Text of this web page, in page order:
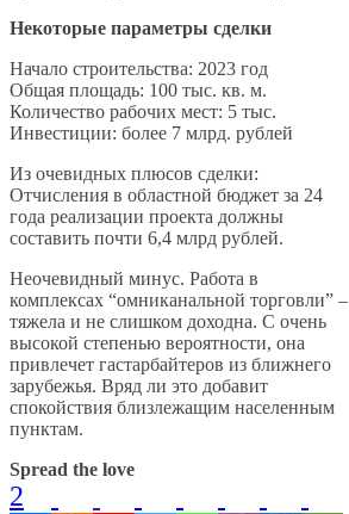
Некоторые параметры сделки
Начало строительства: 2023 год
Общая площадь: 100 тыс. кв. м.
Количество рабочих мест: 5 тыс.
Инвестиции: более 7 млрд. рублей
Из очевидных плюсов сделки:
Отчисления в областной бюджет за 24
года реализации проекта должны
составить почти 6,4 млрд рублей.
Неочевидный минус. Работа в
комплексах “омниканальной торговли” –
тяжела и не слишком доходна. С очень
высокой степенью вероятности, она
привлечет гастарбайтеров из ближнего
зарубежья. Вряд ли это добавит
спокойствия близлежащим населенным
пунктам.
Spread the love
2